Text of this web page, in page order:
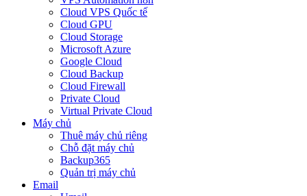
Cloud VPS Quốc tế
Cloud GPU
Cloud Storage
Microsoft Azure
Google Cloud
Cloud Backup
Cloud Firewall
Private Cloud
Virtual Private Cloud
Máy chủ
Thuê máy chủ riêng
Chỗ đặt máy chủ
Backup365
Quản trị máy chủ
Email